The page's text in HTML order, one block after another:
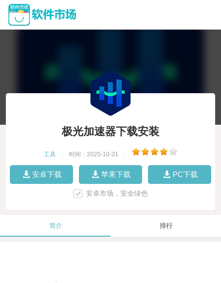
极光加速器下载安装
工具 时间：2025-10-31
安卓下载 苹果下载 PC下载
安卓市场，安全绿色
简介 排行